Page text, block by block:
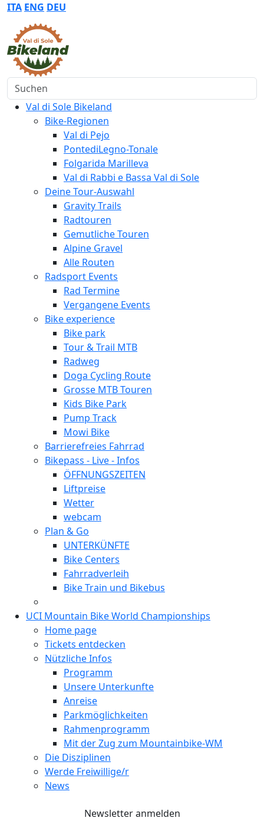
ITA ENG DEU
Suchen
Val di Sole Bikeland
Bike-Regionen
Val di Pejo
PontediLegno-Tonale
Folgarida Marilleva
Val di Rabbi e Bassa Val di Sole
Deine Tour-Auswahl
Gravity Trails
Radtouren
Gemutliche Touren
Alpine Gravel
Alle Routen
Radsport Events
Rad Termine
Vergangene Events
Bike experience
Bike park
Tour & Trail MTB
Radweg
Doga Cycling Route
Grosse MTB Touren
Kids Bike Park
Pump Track
Mowi Bike
Barrierefreies Fahrrad
Bikepass - Live - Infos
ÖFFNUNGSZEITEN
Liftpreise
Wetter
webcam
Plan & Go
UNTERKÜNFTE
Bike Centers
Fahrradverleih
Bike Train und Bikebus
UCI Mountain Bike World Championships
Home page
Tickets entdecken
Nützliche Infos
Programm
Unsere Unterkunfte
Anreise
Parkmöglichkeiten
Rahmenprogramm
Mit der Zug zum Mountainbike-WM
Die Disziplinen
Werde Freiwillige/r
News
Newsletter anmelden